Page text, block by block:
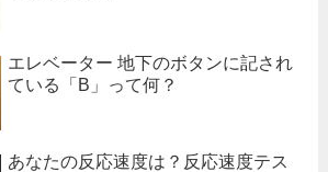
エレベーター 地下のボタンに記され
ている「B」って何？
あなたの反応速度は？反応速度テス